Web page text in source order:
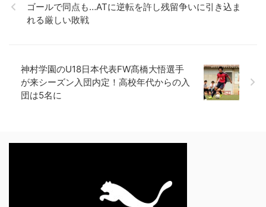
ゴールで同点も…ATに逆転を許し残留争いに引き込ま
れる厳しい敗戦
神村学園のU18日本代表FW髙橋大悟選手
が来シーズン入団内定！高校年代からの入
団は5名に